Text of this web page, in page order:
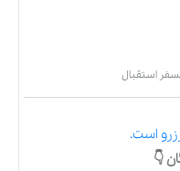
استقبال
است.
👇